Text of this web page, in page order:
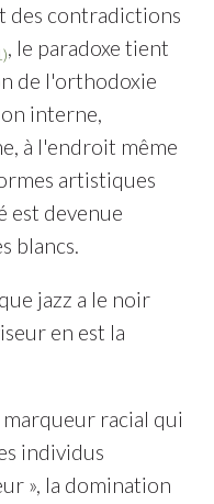
des contradictions
, le paradoxe tient
de l'orthodoxie
interne,
à l'endroit même
artistiques
est devenue
blancs.
jazz a le noir
en est la
racial qui
individus
», la domination